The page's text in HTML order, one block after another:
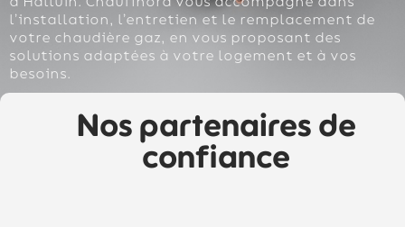
l’installation, l’entretien et le remplacement de
votre chaudière gaz, en vous proposant des
solutions adaptées à votre logement et à vos
besoins.
Nos partenaires de
confiance